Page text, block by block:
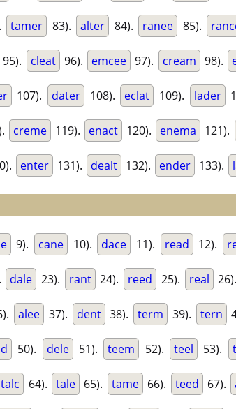
tamer 83). alter 84). ranee 85).
95). cleat 96). emcee 97). cream 98).
107). dater 108). eclat 109). lader
creme 119). enact 120). enema 121).
enter 131). dealt 132). ender 133).
9). cane 10). dace 11). read 12).
dale 23). rant 24). reed 25). real 26).
alee 37). dent 38). term 39). tern
50). dele 51). teem 52). teel 53).
talc 64). tale 65). tame 66). teed 67).